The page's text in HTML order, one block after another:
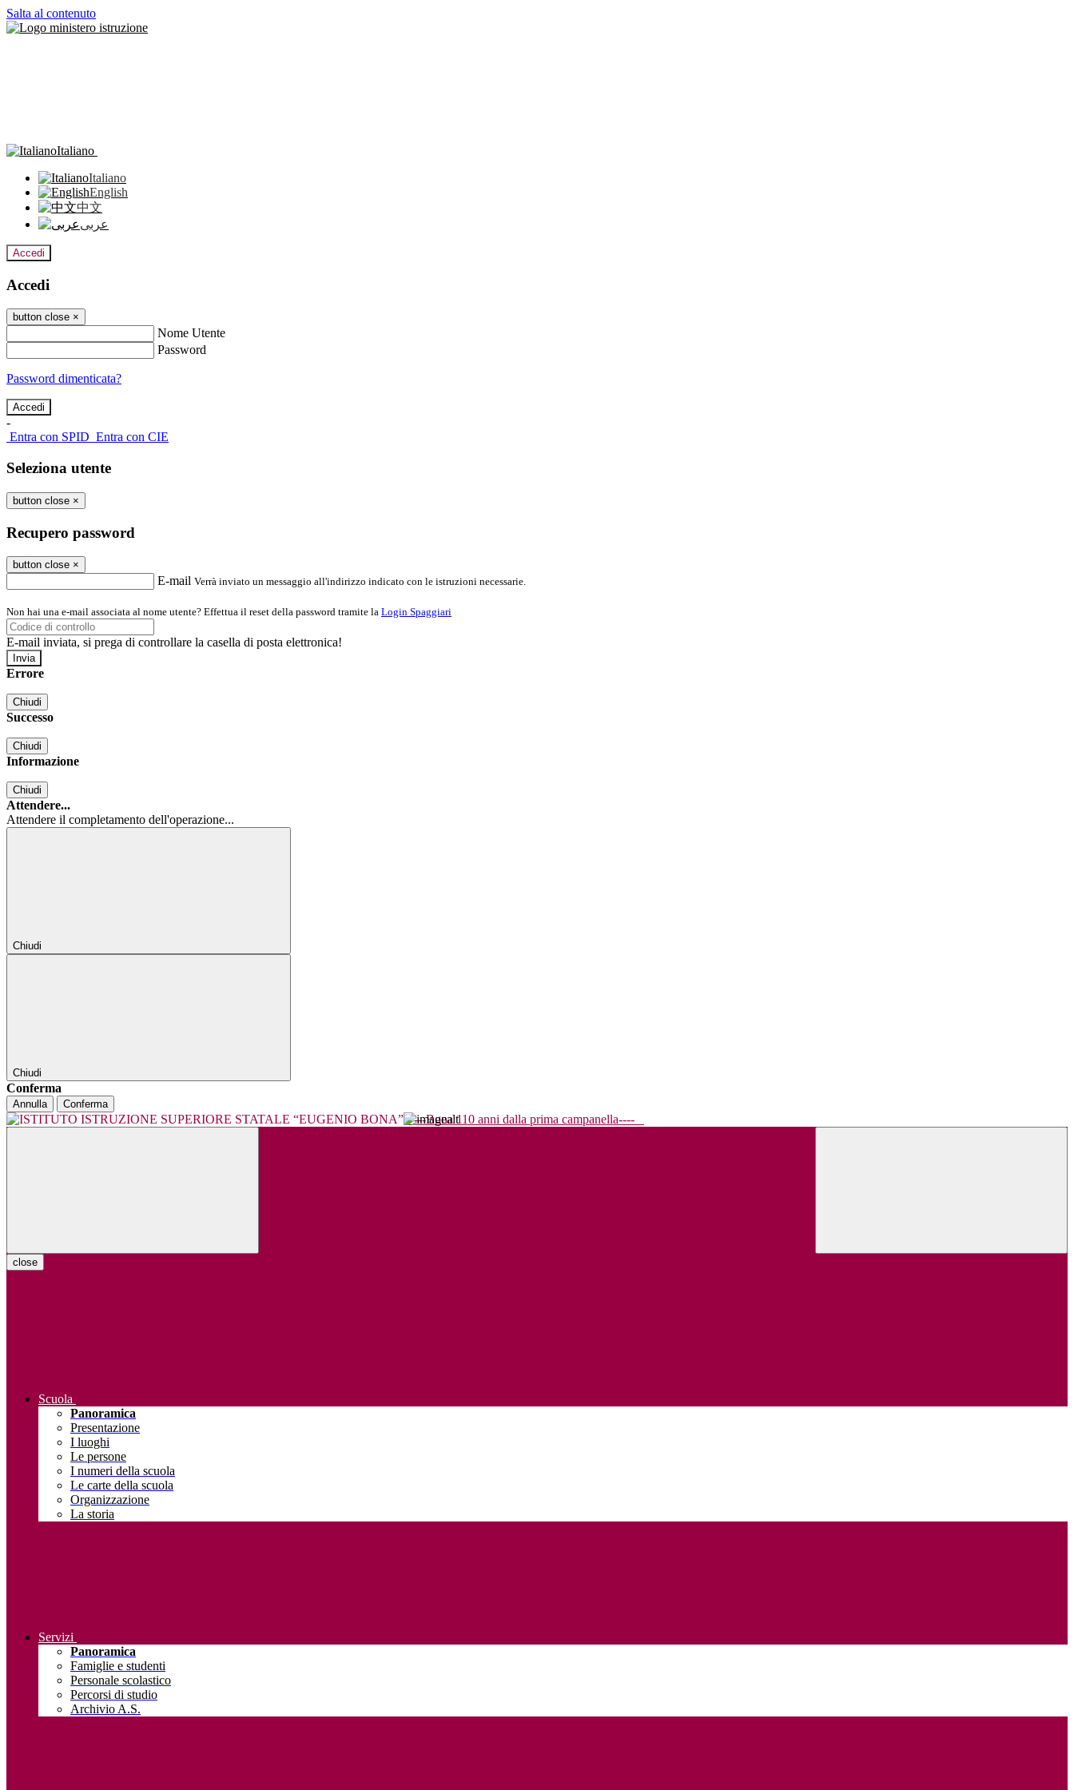
Salta al contenuto
Italiano
Italiano
English
中文
عربى
Accedi
Accedi
button close ×
Nome Utente
Password
Password dimenticata?
-
Entra con SPID Entra con CIE
Seleziona utente
button close ×
Recupero password
button close ×
E-mail Verrà inviato un messaggio all'indirizzo indicato con le istruzioni necessarie.
Non hai una e-mail associata al nome utente? Effettua il reset della password tramite la Login Spaggiari
E-mail inviata, si prega di controllare la casella di posta elettronica!
Errore
Chiudi
Successo
Chiudi
Informazione
Chiudi
Attendere...
Attendere il completamento dell'operazione...
Chiudi
Chiudi
Conferma
Annulla Conferma
----Bona 110 anni dalla prima campanella----
close
Scuola
Panoramica
Presentazione
I luoghi
Le persone
I numeri della scuola
Le carte della scuola
Organizzazione
La storia
Servizi
Panoramica
Famiglie e studenti
Personale scolastico
Percorsi di studio
Archivio A.S.